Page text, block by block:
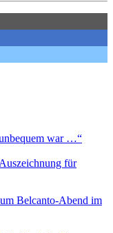
war …“
für
Belcanto-Abend im